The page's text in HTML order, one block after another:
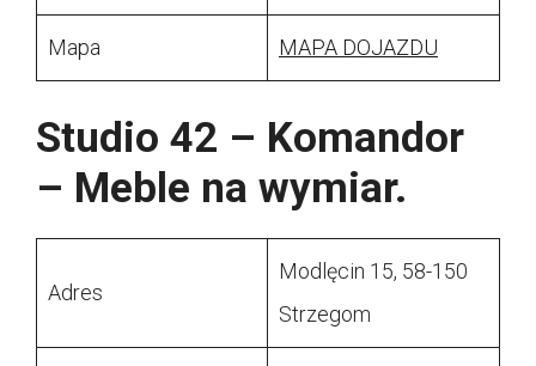
Mapa MAPA DOJAZDU
Studio 42 – Komandor
– Meble na wymiar.
Adres
Modlęcin 15, 58-150
Strzegom